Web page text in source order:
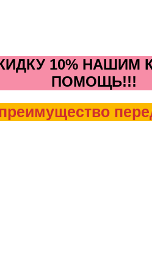
10% НАШИМ
ПОМОЩЬ!!!